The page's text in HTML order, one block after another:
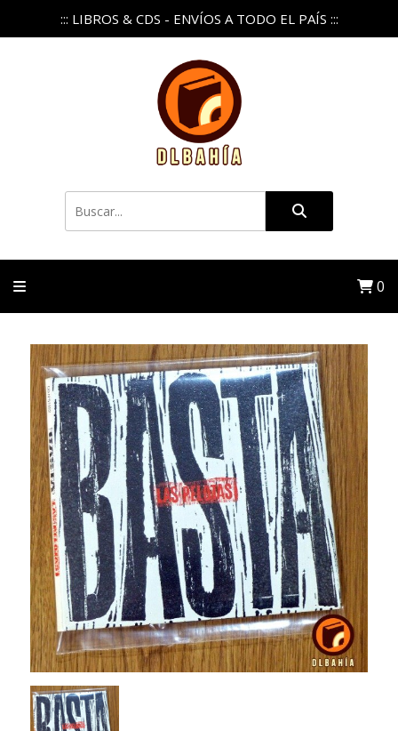
::: LIBROS & CDS - ENVÍOS A TODO EL PAÍS :::
0